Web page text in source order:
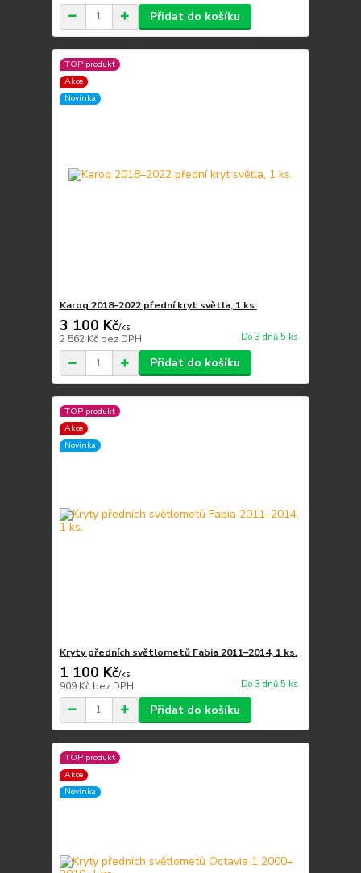
Přidat do košíku
TOP produkt
Akce
Novinka
Karoq 2018–2022 přední kryt světla, 1 ks.
3 100 Kč/ks
2 562 Kč bez DPH Do 3 dnů 5 ks
Přidat do košíku
TOP produkt
Akce
Novinka
Kryty předních světlometů Fabia 2011–2014, 1 ks.
1 100 Kč/ks
909 Kč bez DPH Do 3 dnů 5 ks
Přidat do košíku
TOP produkt
Akce
Novinka